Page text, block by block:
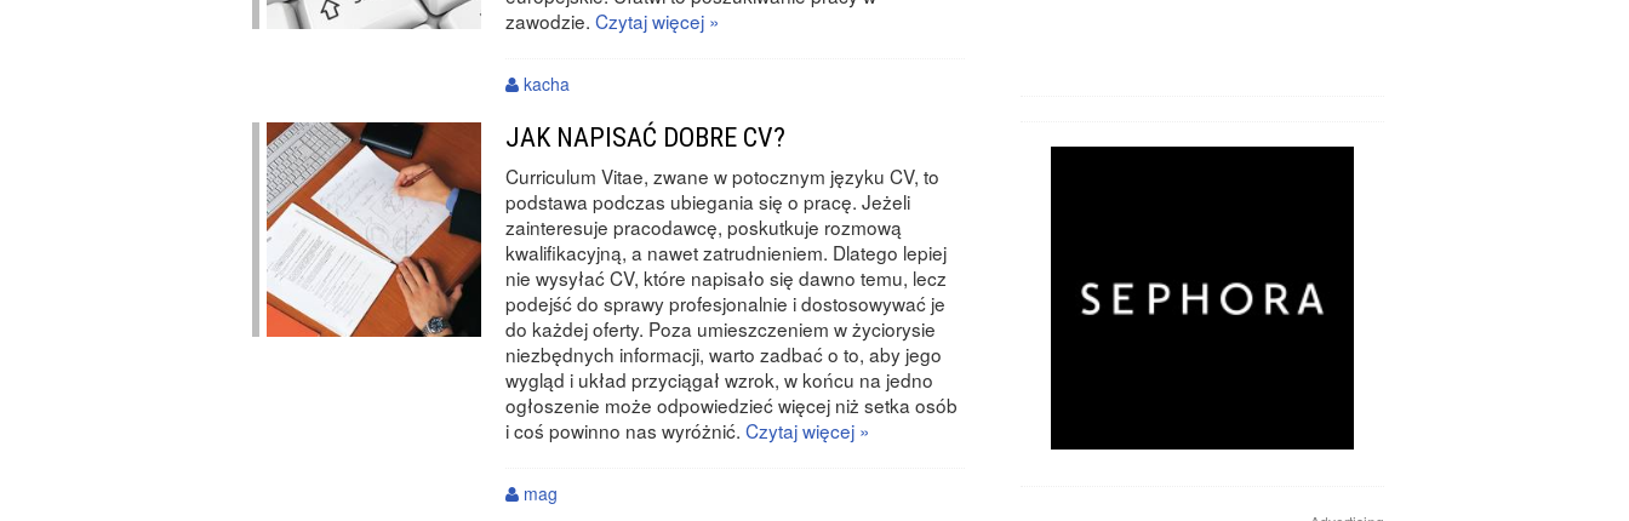
zawodzie.Czytaj więcej »
kacha
JAK NAPISAĆ DOBRE CV?
Curriculum Vitae, zwane w potocznym języku CV, to
podstawa podczas ubiegania się o pracę. Jeżeli
zainteresuje pracodawcę, poskutkuje rozmową
kwalifikacyjną, a nawet zatrudnieniem. Dlatego lepiej
nie wysyłać CV, które napisało się dawno temu, lecz
podejść do sprawy profesjonalnie i dostosowywać je
do każdej oferty. Poza umieszczeniem w życiorysie
niezbędnych informacji, warto zadbać o to, aby jego
wygląd i układ przyciągał wzrok, w końcu na jedno
ogłoszenie może odpowiedzieć więcej niż setka osób
i coś powinno nas wyróżnić.Czytaj więcej »
mag